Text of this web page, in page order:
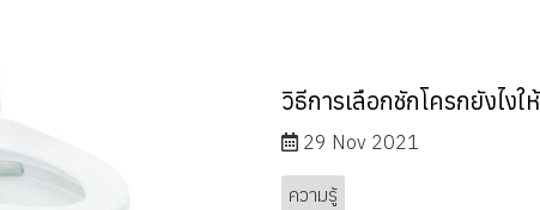
วิธีการเลือกชักโครกยังไง
29 Nov 2021
ความรู้